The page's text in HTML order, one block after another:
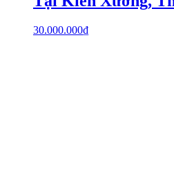
30.000.000₫